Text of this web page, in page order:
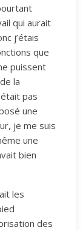
qui aurait
j’étais
que
puissent
la
pas
une
je me suis
une
bien
les
des